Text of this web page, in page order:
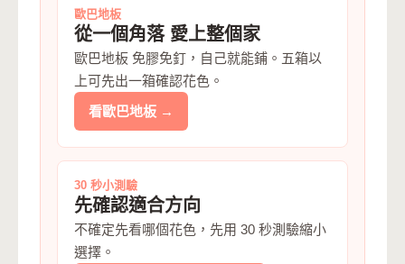
歐巴地板
從一個角落 愛上整個家
歐巴地板 免膠免釘，自己就能鋪。五箱以
上可先出一箱確認花色。
看歐巴地板 →
30 秒小測驗
先確認適合方向
不確定先看哪個花色，先用 30 秒測驗縮小
選擇。